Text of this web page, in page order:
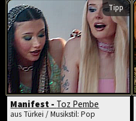
Tipp
Manifest -Toz Pembe
aus Türkei / Musikstil: Pop